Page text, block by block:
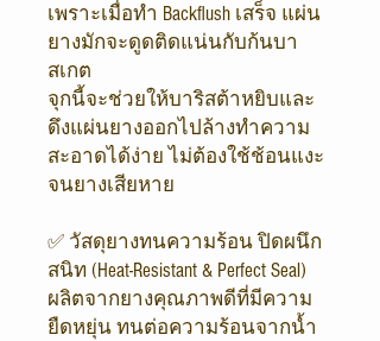
เพราะเมื่อทำ Backflush เสร็จ แผ่น
ยางมักจะดูดติดแน่นกับก้นบา
สเกต
จุกนี้จะช่วยให้บาริสต้าหยิบและ
ดึงแผ่นยางออกไปล้างทำความ
สะอาดได้ง่าย ไม่ต้องใช้ช้อนแงะ
จนยางเสียหาย
✅ วัสดุยางทนความร้อน ปิดผนึก
สนิท (Heat-Resistant & Perfect Seal)
ผลิตจากยางคุณภาพดีที่มีความ
ยืดหยุ่น ทนต่อความร้อนจากน้ำ